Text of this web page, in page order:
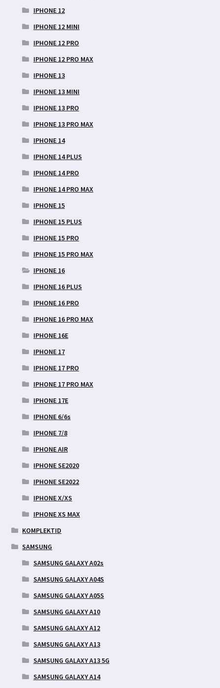
IPHONE 12
IPHONE 12 MINI
IPHONE 12 PRO
IPHONE 12 PRO MAX
IPHONE 13
IPHONE 13 MINI
IPHONE 13 PRO
IPHONE 13 PRO MAX
IPHONE 14
IPHONE 14 PLUS
IPHONE 14 PRO
IPHONE 14 PRO MAX
IPHONE 15
IPHONE 15 PLUS
IPHONE 15 PRO
IPHONE 15 PRO MAX
IPHONE 16
IPHONE 16 PLUS
IPHONE 16 PRO
IPHONE 16 PRO MAX
IPHONE 16E
IPHONE 17
IPHONE 17 PRO
IPHONE 17 PRO MAX
IPHONE 17E
IPHONE 6/6s
IPHONE 7/8
IPHONE AIR
IPHONE SE2020
IPHONE SE2022
IPHONE X/XS
IPHONE XS MAX
KOMPLEKTID
SAMSUNG
SAMSUNG GALAXY A02s
SAMSUNG GALAXY A04S
SAMSUNG GALAXY A05S
SAMSUNG GALAXY A10
SAMSUNG GALAXY A12
SAMSUNG GALAXY A13
SAMSUNG GALAXY A13 5G
SAMSUNG GALAXY A14